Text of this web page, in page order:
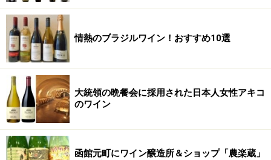
情熱のブラジルワイン！おすすめ10選
大統領の晩餐会に採用された日本人女性アキコ
のワイン
函館元町にワイン醸造所＆ショップ「農楽蔵」